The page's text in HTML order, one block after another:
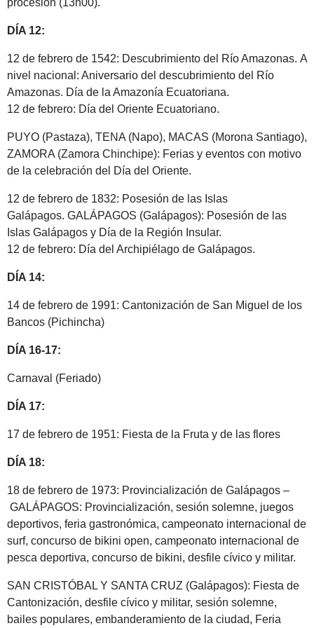
procesión (13h00).
DÍA 12:
12 de febrero de 1542: Descubrimiento del Río Amazonas. A
nivel nacional: Aniversario del descubrimiento del Río
Amazonas. Día de la Amazonía Ecuatoriana.
12 de febrero: Día del Oriente Ecuatoriano.
PUYO (Pastaza), TENA (Napo), MACAS (Morona Santiago),
ZAMORA (Zamora Chinchipe): Ferias y eventos con motivo
de la celebración del Día del Oriente.
12 de febrero de 1832: Posesión de las Islas
Galápagos. GALÁPAGOS (Galápagos): Posesión de las
Islas Galápagos y Día de la Región Insular.
12 de febrero: Día del Archipiélago de Galápagos.
DÍA 14:
14 de febrero de 1991: Cantonización de San Miguel de los
Bancos (Pichincha)
DÍA 16-17:
Carnaval (Feriado)
DÍA 17:
17 de febrero de 1951: Fiesta de la Fruta y de las flores
DÍA 18:
18 de febrero de 1973: Provincialización de Galápagos –
GALÁPAGOS: Provincialización, sesión solemne, juegos
deportivos, feria gastronómica, campeonato internacional de
surf, concurso de bikini open, campeonato internacional de
pesca deportiva, concurso de bikini, desfile cívico y militar.
SAN CRISTÓBAL Y SANTA CRUZ (Galápagos): Fiesta de
Cantonización, desfile cívico y militar, sesión solemne,
bailes populares, embanderamiento de la ciudad, Feria